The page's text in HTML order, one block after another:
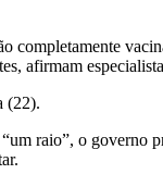
completamente
afirmam
(22).
raio”, o governo